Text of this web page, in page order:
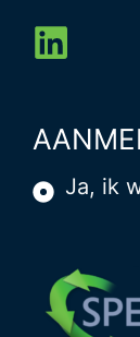
Ja, ik